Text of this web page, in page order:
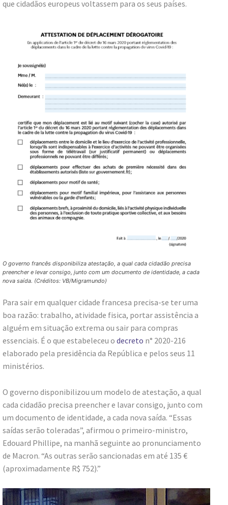
que cidadãos europeus voltassem para os seus países.
O governo francês disponibiliza atestação, a qual cada cidadão precisa
preencher e levar consigo, junto com um documento de identidade, a cada
nova saída. (Créditos: VB/Migramundo)
Para sair em qualquer cidade francesa precisa-se ter uma
boa razão: trabalho, atividade fisica, portar assistência a
alguém em situação extrema ou sair para compras
essenciais. É o que estabeleceu o decreto n° 2020-216
elaborado pela presidência da República e pelos seus 11
ministérios.
O governo disponibilizou um modelo de atestação, a qual
cada cidadão precisa preencher e lavar consigo, junto com
um documento de identidade, a cada nova saída. “Essas
saídas serão toleradas”, afirmou o primeiro-ministro,
Edouard Phillipe, na manhã seguinte ao pronunciamento
de Macron. “As outras serão sancionadas em até 135 €
(aproximadamente R$ 752).”